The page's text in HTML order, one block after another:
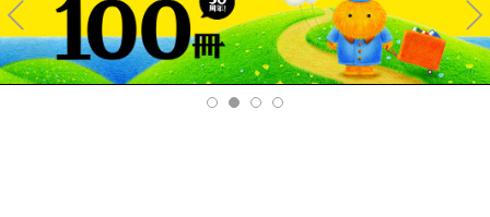
Pre
v
Ne
xt